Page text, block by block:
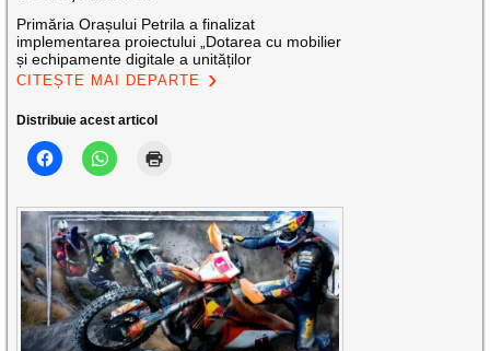
Primăria Orașului Petrila a finalizat
implementarea proiectului „Dotarea cu mobilier
și echipamente digitale a unităților
CITEȘTE MAI DEPARTE
Distribuie acest articol